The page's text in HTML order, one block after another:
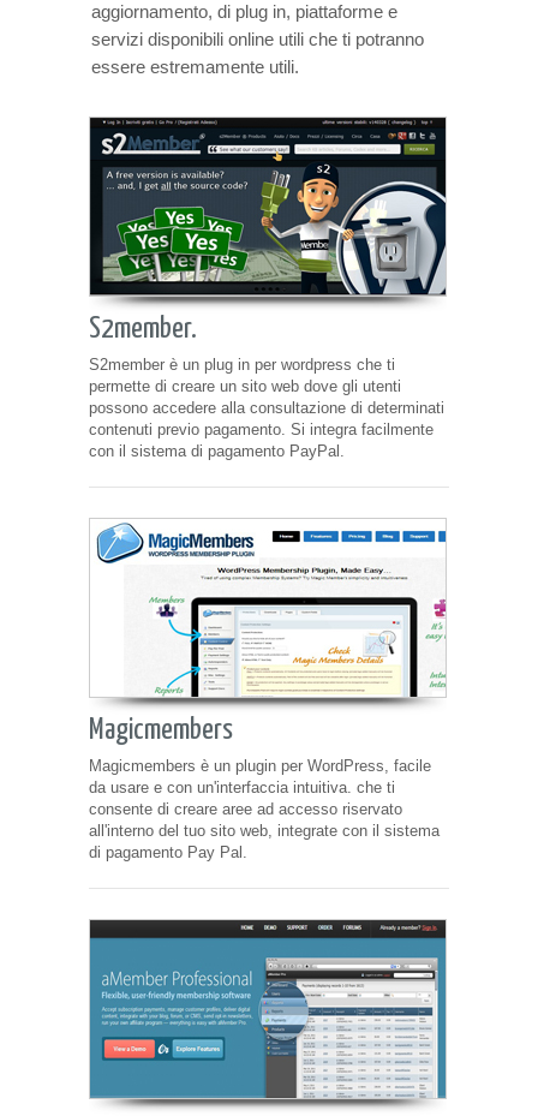
aggiornamento, di plug in, piattaforme e
servizi disponibili online utili che ti potranno
essere estremamente utili.
S2member.
S2member è un plug in per wordpress che ti
permette di creare un sito web dove gli utenti
possono accedere alla consultazione di determinati
contenuti previo pagamento. Si integra facilmente
con il sistema di pagamento PayPal.
Magicmembers
Magicmembers è un plugin per WordPress, facile
da usare e con un'interfaccia intuitiva. che ti
consente di creare aree ad accesso riservato
all'interno del tuo sito web, integrate con il sistema
di pagamento Pay Pal.